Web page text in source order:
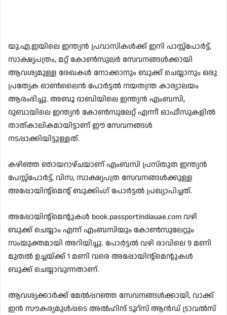
യു.എ.ഇയിലെ ഇന്ത്യന്‍ പ്രവാസികള്‍ക്ക് ഇനി പാസ്സ്‌പോര്‍ട്ട്,
സാക്ഷ്യപത്രം, മറ്റ് കോൺസുലർ സേവനങ്ങൾക്കായി
ആവശ്യമുള്ള രേഖകൾ നോക്കാനും ബുക്ക് ചെയ്യാനും ഒരു
പ്രത്യേക ഓൺലൈൻ പോർട്ടൽ നയതന്ത്ര കാര്യാലയം
ആരംഭിച്ചു. അബൂ ദാബിയിലെ ഇന്ത്യൻ എംബസി,
ദുബായിലെ ഇന്ത്യൻ കോൺസുലേറ്റ് എന്നീ ഓഫീസുകളിൽ
താത്കാലികമായിട്ടാണ് ഈ സേവനങ്ങൾ
നടപ്പാക്കിയിട്ടുള്ളത്.
കഴിഞ്ഞ ഞായറാഴ്ചയാണ് എംബസി പ്രസ്തുത ഇന്ത്യൻ
പേസ്സ്‌പോർട്ട്, വിസ, സാക്ഷ്യപത്ര സേവനങ്ങൾക്കുള്ള
അപ്പോയിന്റ്മെന്റ് ബുക്കിംഗ് പോർട്ടൽ പ്രഖ്യാപിച്ചത്.
അപ്പോയിന്റ്മെന്റുകൾ book.passportindiauae.com വഴി
ബുക്ക് ചെയ്യാം എന്ന് എംബസിയും കോൺസുലേറ്റും
സംയുക്തമായി അറിയിച്ചു. പോർട്ടൽ വഴി രാവിലെ 9 മണി
മുതൽ ഉച്ചയ്ക്ക് 1 മണി വരെ അപ്പോയിന്റ്മെന്റുകൾ
ബുക്ക് ചെയ്യാവുന്നതാണ്.
ആവശ്യക്കാർക്ക് മേൽപ്പറഞ്ഞ സേവനങ്ങൾക്കായി, വാക്ക്
ഇൻ സൗകര്യമുൾപ്പടെ അൽഹിന്ദ് ടൂറ്സ് ആൻഡ് ട്രാവൽസ്